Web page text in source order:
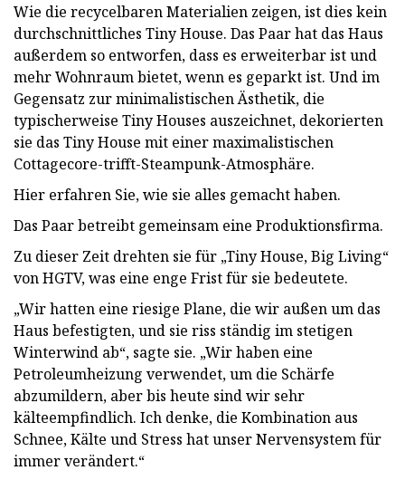
Wie die recycelbaren Materialien zeigen, ist dies kein
durchschnittliches Tiny House. Das Paar hat das Haus
außerdem so entworfen, dass es erweiterbar ist und
mehr Wohnraum bietet, wenn es geparkt ist. Und im
Gegensatz zur minimalistischen Ästhetik, die
typischerweise Tiny Houses auszeichnet, dekorierten
sie das Tiny House mit einer maximalistischen
Cottagecore-trifft-Steampunk-Atmosphäre.
Hier erfahren Sie, wie sie alles gemacht haben.
Das Paar betreibt gemeinsam eine Produktionsfirma.
Zu dieser Zeit drehten sie für „Tiny House, Big Living“
von HGTV, was eine enge Frist für sie bedeutete.
„Wir hatten eine riesige Plane, die wir außen um das
Haus befestigten, und sie riss ständig im stetigen
Winterwind ab“, sagte sie. „Wir haben eine
Petroleumheizung verwendet, um die Schärfe
abzumildern, aber bis heute sind wir sehr
kälteempfindlich. Ich denke, die Kombination aus
Schnee, Kälte und Stress hat unser Nervensystem für
immer verändert.“